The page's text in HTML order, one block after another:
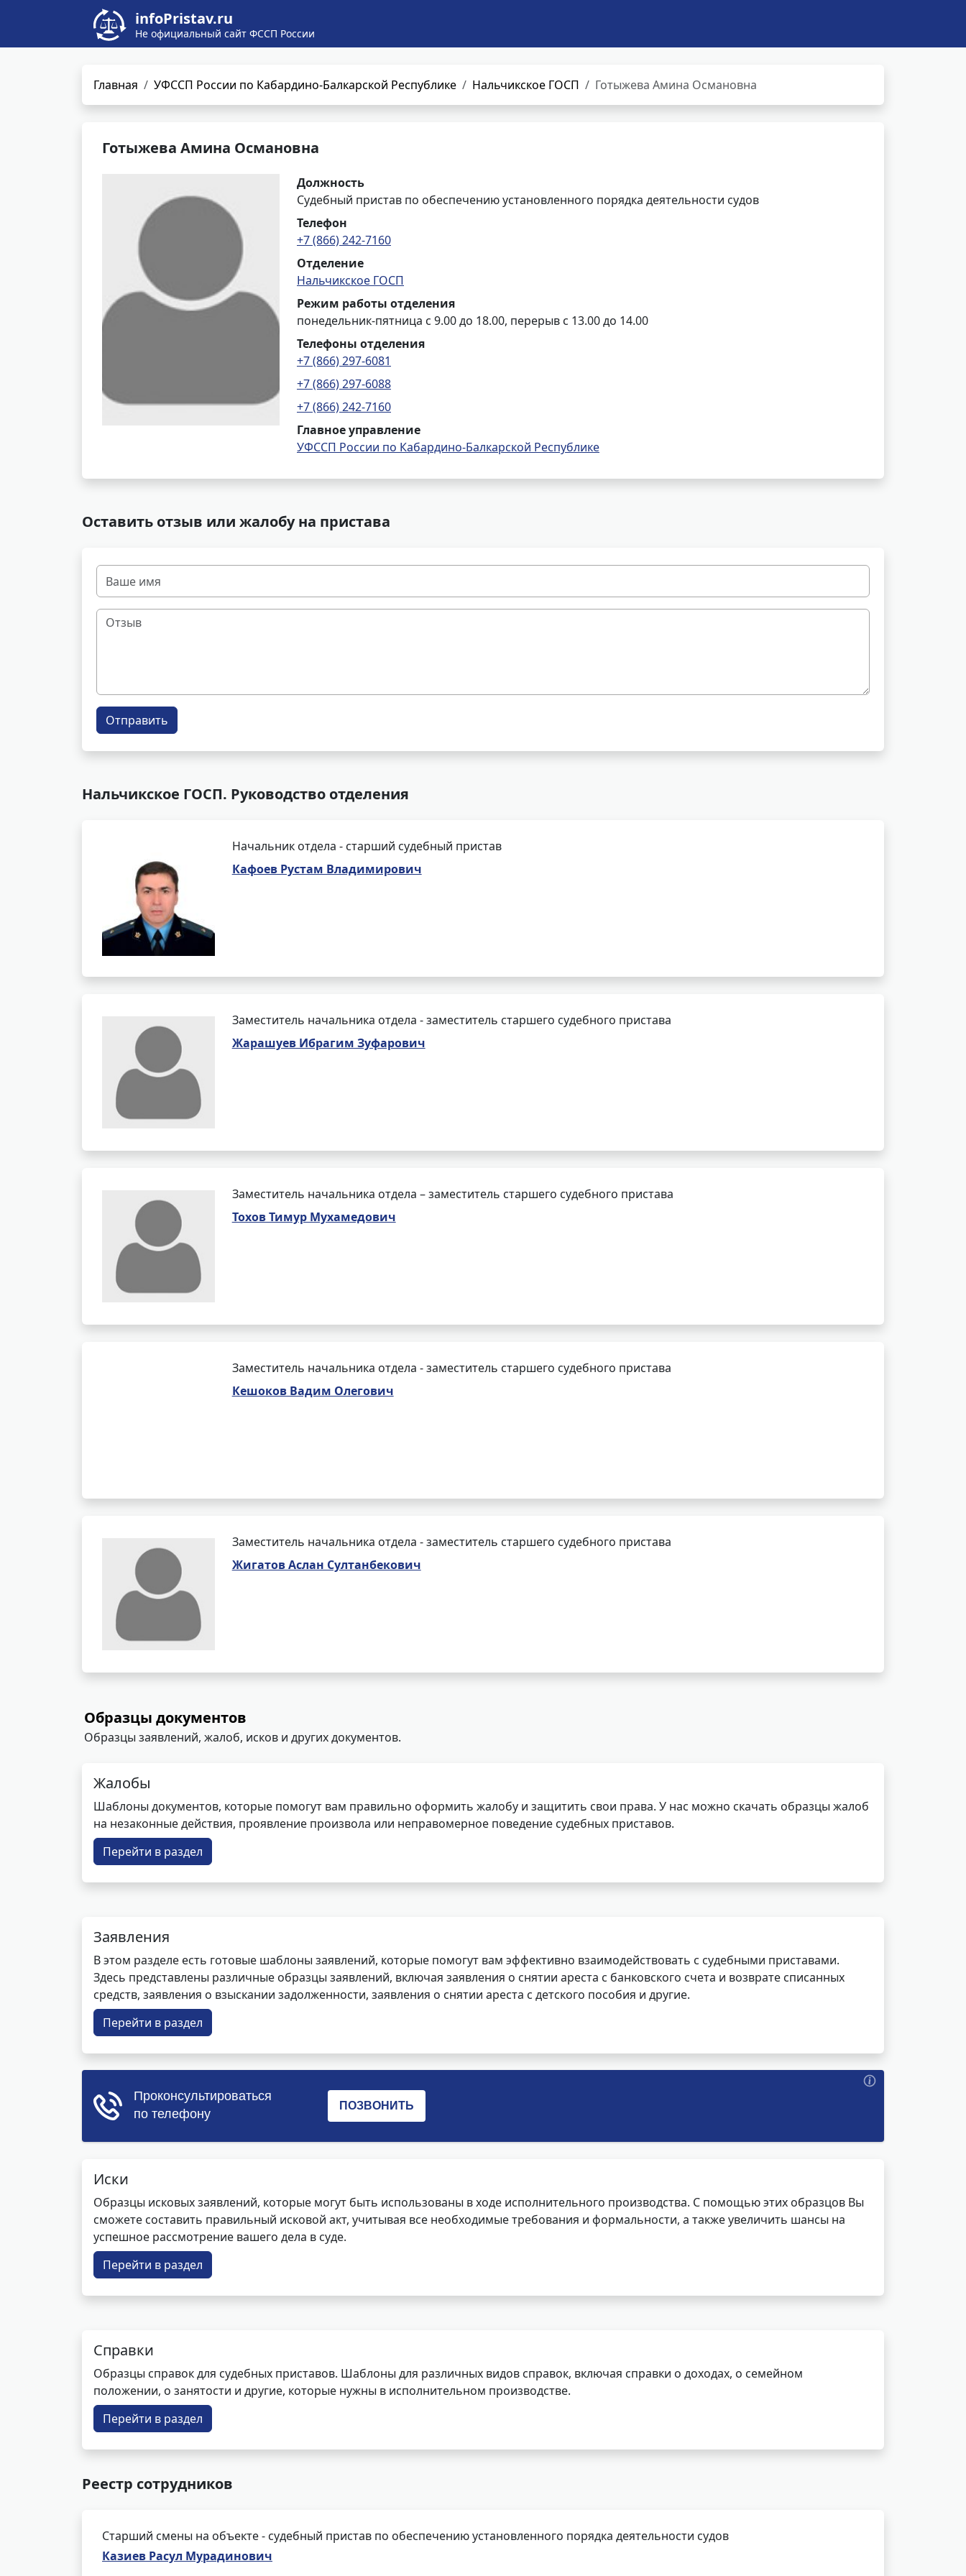
infoPristav.ru
Не официальный сайт ФССП России
Главная УФССП России по Кабардино-Балкарской Республике Нальчикское ГОСП Готыжева Амина Османовна
Готыжева Амина Османовна
Должность
Судебный пристав по обеспечению установленного порядка деятельности судов
Телефон
+7 (866) 242-7160
Отделение
Нальчикское ГОСП
Режим работы отделения
понедельник-пятница с 9.00 до 18.00, перерыв с 13.00 до 14.00
Телефоны отделения
+7 (866) 297-6081
+7 (866) 297-6088
+7 (866) 242-7160
Главное управление
УФССП России по Кабардино-Балкарской Республике
Оставить отзыв или жалобу на пристава
Отправить
Нальчикское ГОСП. Руководство отделения
Начальник отдела - старший судебный пристав
Кафоев Рустам Владимирович
Заместитель начальника отдела - заместитель старшего судебного пристава
Жарашуев Ибрагим Зуфарович
Заместитель начальника отдела – заместитель старшего судебного пристава
Тохов Тимур Мухамедович
Заместитель начальника отдела - заместитель старшего судебного пристава
Кешоков Вадим Олегович
Заместитель начальника отдела - заместитель старшего судебного пристава
Жигатов Аслан Султанбекович
Образцы документов
Образцы заявлений, жалоб, исков и других документов.
Жалобы
Шаблоны документов, которые помогут вам правильно оформить жалобу и защитить свои права. У нас можно скачать образцы жалоб
на незаконные действия, проявление произвола или неправомерное поведение судебных приставов.
Перейти в раздел
Заявления
В этом разделе есть готовые шаблоны заявлений, которые помогут вам эффективно взаимодействовать с судебными приставами.
Здесь представлены различные образцы заявлений, включая заявления о снятии ареста с банковского счета и возврате списанных
средств, заявления о взыскании задолженности, заявления о снятии ареста с детского пособия и другие.
Перейти в раздел
Иски
Образцы исковых заявлений, которые могут быть использованы в ходе исполнительного производства. С помощью этих образцов Вы
сможете составить правильный исковой акт, учитывая все необходимые требования и формальности, а также увеличить шансы на
успешное рассмотрение вашего дела в суде.
Перейти в раздел
Справки
Образцы справок для судебных приставов. Шаблоны для различных видов справок, включая справки о доходах, о семейном
положении, о занятости и другие, которые нужны в исполнительном производстве.
Перейти в раздел
Реестр сотрудников
Старший смены на объекте - судебный пристав по обеспечению установленного порядка деятельности судов
Казиев Расул Мурадинович